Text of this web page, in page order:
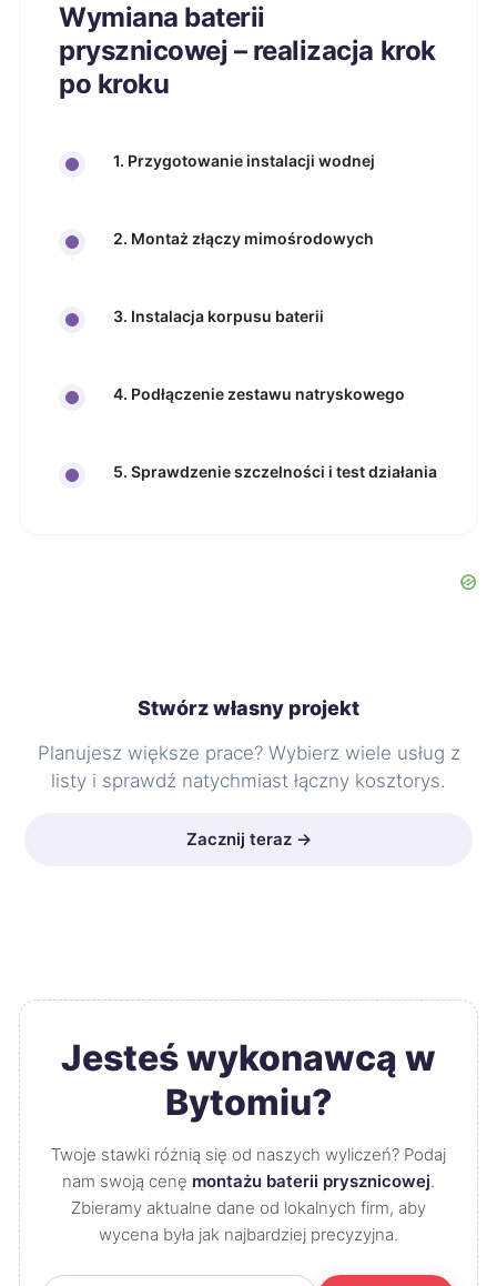
Wymiana baterii
prysznicowej – realizacja krok
po kroku
1. Przygotowanie instalacji wodnej
2. Montaż złączy mimośrodowych
3. Instalacja korpusu baterii
4. Podłączenie zestawu natryskowego
5. Sprawdzenie szczelności i test działania
Stwórz własny projekt
Planujesz większe prace? Wybierz wiele usług z
listy i sprawdź natychmiast łączny kosztorys.
Zacznij teraz →
Jesteś wykonawcą w
Bytomiu?
Twoje stawki różnią się od naszych wyliczeń? Podaj
nam swoją cenę montażu baterii prysznicowej.
Zbieramy aktualne dane od lokalnych firm, aby
wycena była jak najbardziej precyzyjna.